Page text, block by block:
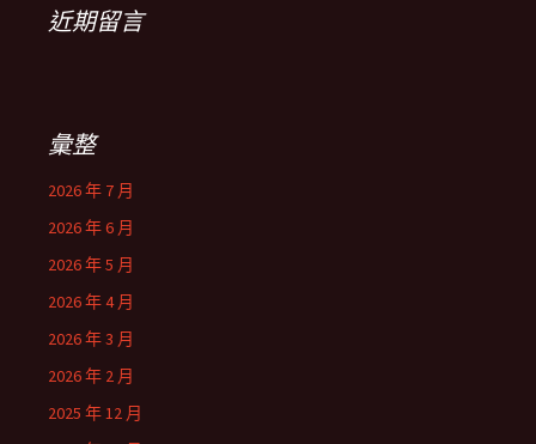
近期留言
彙整
2026 年 7 月
2026 年 6 月
2026 年 5 月
2026 年 4 月
2026 年 3 月
2026 年 2 月
2025 年 12 月